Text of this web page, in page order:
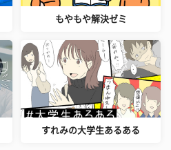
もやもや解決ゼミ
すれみの大学生あるある